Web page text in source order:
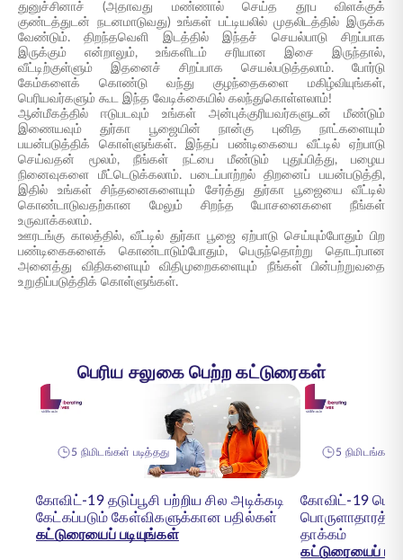
துனுச்சினாச் (அதாவது மண்ணால் செய்த தூப விளக்குக்
குண்டத்துடன் நடனமாடுவது) உங்கள் பட்டியலில் முதலிடத்தில் இருக்க
வேண்டும். திறந்தவெளி இடத்தில் இந்தச் செயல்பாடு சிறப்பாக
இருக்கும் என்றாலும், உங்களிடம் சரியான இசை இருந்தால்,
வீட்டிற்குள்ளும் இதனைச் சிறப்பாக செயல்படுத்தலாம். போர்டு
கேம்களைக் கொண்டு வந்து குழந்தைகளை மகிழ்வியுங்கள்,
பெரியவர்களும் கூட இந்த வேடிக்கையில் கலந்துகொள்ளலாம்!
ஆன்மீகத்தில் ஈடுபடவும் உங்கள் அன்புக்குரியவர்களுடன் மீண்டும்
இணையவும் துர்கா பூஜையின் நான்கு புனித நாட்களையும்
பயன்படுத்திக் கொள்ளுங்கள். இந்தப் பண்டிகையை வீட்டில் ஏற்பாடு
செய்வதன் மூலம், நீங்கள் நட்பை மீண்டும் புதுப்பித்து, பழைய
நினைவுகளை மீட்டெடுக்கலாம். படைப்பாற்றல் திறனைப் பயன்படுத்தி,
இதில் உங்கள் சிந்தனைகளையும் சேர்த்து துர்கா பூஜையை வீட்டில்
கொண்டாடுவதற்கான மேலும் சிறந்த யோசனைகளை நீங்கள்
உருவாக்கலாம்.
ஊரடங்கு காலத்தில், வீட்டில் துர்கா பூஜை ஏற்பாடு செய்யும்போதும் பிற
பண்டிகைகளைக் கொண்டாடும்போதும், பெருந்தொற்று தொடர்பான
அனைத்து விதிகளையும் விதிமுறைகளையும் நீங்கள் பின்பற்றுவதை
உறுதிப்படுத்திக் கொள்ளுங்கள்.
பெரிய சலுகை பெற்ற கட்டுரைகள்
5 நிமிடங்கள் படித்தது
கோவிட்-19 தடுப்பூசி பற்றிய சில அடிக்கடி
கேட்கப்படும் கேள்விகளுக்கான பதில்கள்
கட்டுரையைப் படியுங்கள்
5 நிமிடங்கள்
கோவிட்-19
தாக்கம்
கட்டுரையைப்